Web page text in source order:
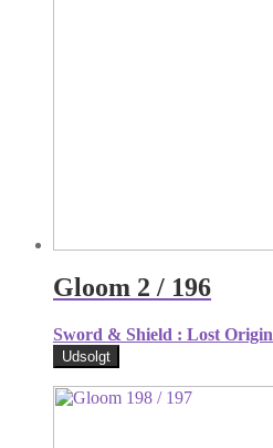
Gloom 2 / 196
Sword & Shield : Lost Origin
Udsolgt